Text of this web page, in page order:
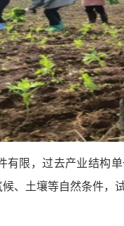
有限，过去产业结构
、土壤等自然条件，